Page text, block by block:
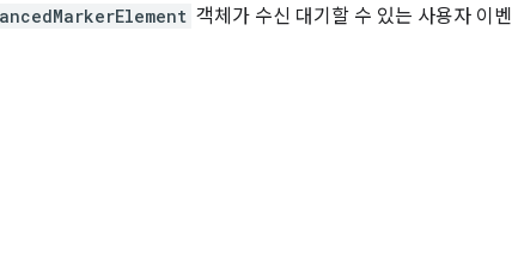
객체가 수신 대기할 수 있는 사용자 이벤